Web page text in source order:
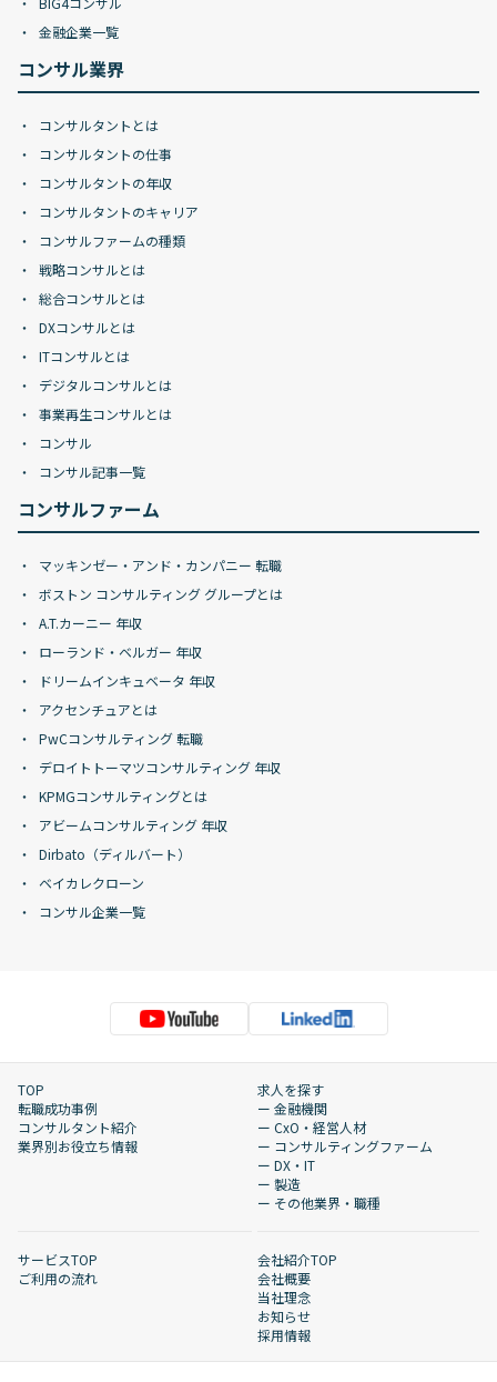
金融企業一覧
コンサル業界
コンサルタントとは
コンサルタントの仕事
コンサルタントの年収
コンサルタントのキャリア
コンサルファームの種類
戦略コンサルとは
総合コンサルとは
DXコンサルとは
ITコンサルとは
デジタルコンサルとは
事業再生コンサルとは
コンサル
コンサル記事一覧
コンサルファーム
マッキンゼー・アンド・カンパニー 転職
ボストン コンサルティング グループとは
A.T.カーニー 年収
ローランド・ベルガー 年収
ドリームインキュベータ 年収
アクセンチュアとは
PwCコンサルティング 転職
デロイトトーマツコンサルティング 年収
KPMGコンサルティングとは
アビームコンサルティング 年収
Dirbato（ディルバート）
ベイカレクローン
コンサル企業一覧
TOP
転職成功事例
コンサルタント紹介
業界別お役立ち情報
求人を探す
ー 金融機関
ー CxO・経営人材
ー コンサルティングファーム
ー DX・IT
ー 製造
ー その他業界・職種
サービスTOP
ご利用の流れ
会社紹介TOP
会社概要
当社理念
お知らせ
採用情報